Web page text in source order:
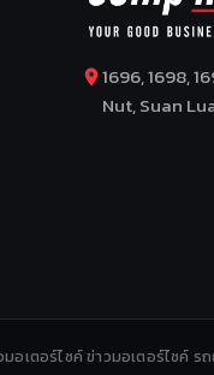
1696, 1698,
Nut, Suan
เตอร์ไซค์ ข่าวมอเตอร์ไซค์ ร